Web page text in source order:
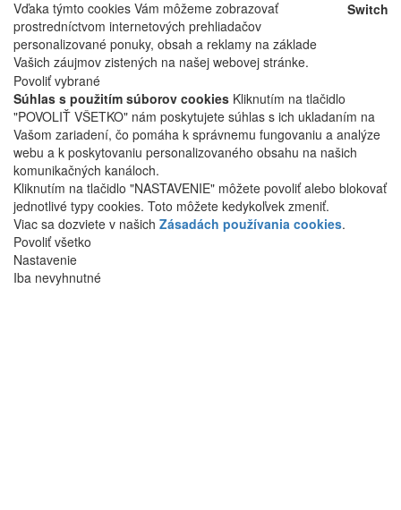
Vďaka týmto cookies Vám môžeme zobrazovať
prostredníctvom internetových prehliadačov
personalizované ponuky, obsah a reklamy na základe
Vašich záujmov zistených na našej webovej stránke.
Switch
Povoliť vybrané
Súhlas s použitím súborov cookies Kliknutím na tlačidlo
"POVOLIŤ VŠETKO" nám poskytujete súhlas s ich ukladaním na
Vašom zariadení, čo pomáha k správnemu fungovaniu a analýze
webu a k poskytovaniu personalizovaného obsahu na našich
komunikačných kanáloch.
Kliknutím na tlačidlo "NASTAVENIE" môžete povoliť alebo blokovať
jednotlivé typy cookies. Toto môžete kedykoľvek zmeniť.
Viac sa dozviete v našich Zásadách používania cookies.
Povoliť všetko
Nastavenie
Iba nevyhnutné